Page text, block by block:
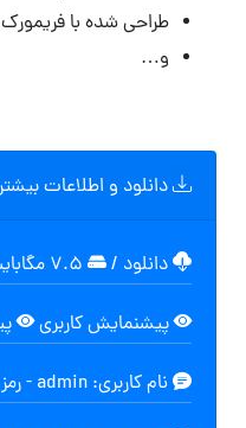
طراحی شده با فریمورک BootsTrap و Codeigniter
و…
دانلود و اطلاعات
دانلود /
پیشنمایش کاربری
نام کاربری: admin - رمز عبور: adminpass